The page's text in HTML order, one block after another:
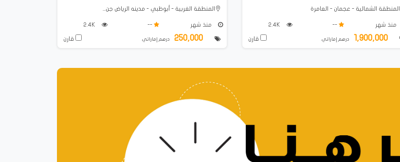
المنطقة الشمالية - عجمان - العامرة
منذ شهر --
درهم إماراتي قارن
المنطقة الغربية - أبوظبي - مدينه الرياض جن...
منذ شهر --
درهم إماراتي قارن